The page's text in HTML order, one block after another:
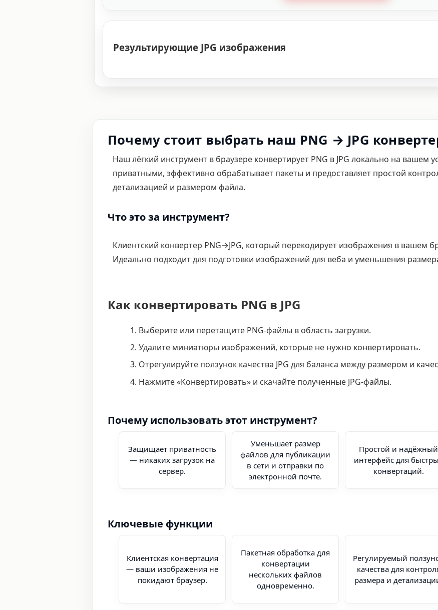
Результирующие JPG изображения
Почему стоит выбрать наш PNG → JPG
Наш лёгкий инструмент в браузере конвертирует PNG в JPG локально на вашем
приватными, эффективно обрабатывает пакеты и предоставляет простой
детализацией и размером файла.
Что это за инструмент?
Клиентский конвертер PNG→JPG, который перекодирует изображения в вашем
Идеально подходит для подготовки изображений для веба и уменьшения
Как конвертировать PNG в JPG
Выберите или перетащите PNG‑файлы в область загрузки.
Удалите миниатюры изображений, которые не нужно конвертировать.
Отрегулируйте ползунок качества JPG для баланса между размером и
Нажмите «Конвертировать» и скачайте полученные JPG‑файлы.
Почему использовать этот инструмент?
Защищает приватность
— никаких загрузок на
сервер.
Уменьшает размер
файлов для публикации
в сети и отправки по
электронной почте.
Простой и надёжный
интерфейс для
конвертаций.
Ключевые функции
Клиентская конвертация
— ваши изображения не
покидают браузер.
Пакетная обработка для
конвертации
нескольких файлов
одновременно.
Регулируемый
качества для
размера и